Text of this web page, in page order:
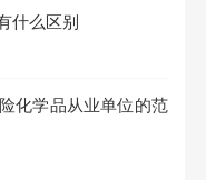
什么区别
化学品从业单位的范